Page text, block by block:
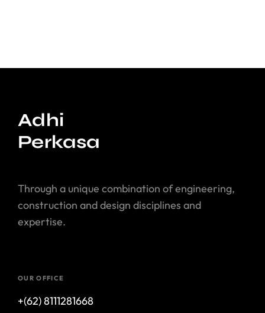
Adhi
Perkasa
Through a unique combination of engineering,
construction and design disciplines and
expertise.
OUR OFFICE
+(62) 8111281668